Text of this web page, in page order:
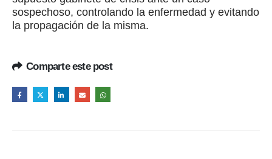
sospechoso, controlando la enfermedad y evitando
la propagación de la misma.
Comparte este post